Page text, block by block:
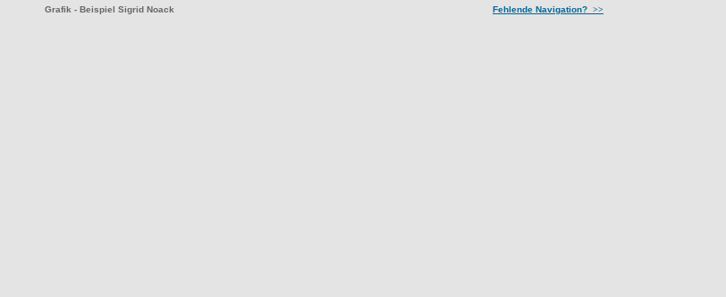
Grafik - Beispiel Sigrid Noack Fehlende Navigation? >>